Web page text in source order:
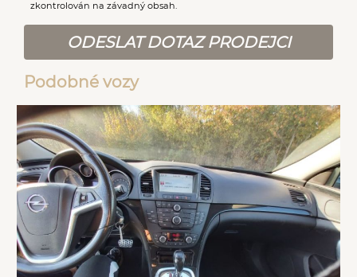
zkontrolován na závadný obsah.
ODESLAT DOTAZ PRODEJCI
Podobné vozy